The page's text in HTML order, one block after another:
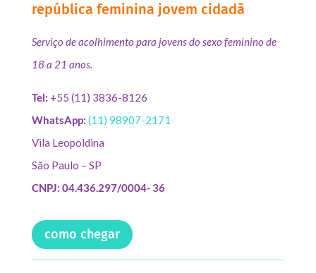
república feminina jovem cidadã
Serviço de acolhimento para jovens do sexo feminino de
18 a 21 anos.
Tel: +55 (11) 3836-8126
WhatsApp: (11) 98907-2171
Vila Leopoldina
São Paulo – SP
CNPJ: 04.436.297/0004- 36
como chegar